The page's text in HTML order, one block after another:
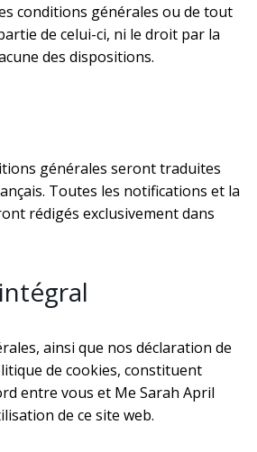
conditions générales ou de tout
de celui-ci, ni le droit par la
des dispositions.
générales seront traduites
Toutes les notifications et la
rédigés exclusivement dans
ainsi que nos déclaration de
de cookies, constituent
entre vous et Me Sarah April
de ce site web.